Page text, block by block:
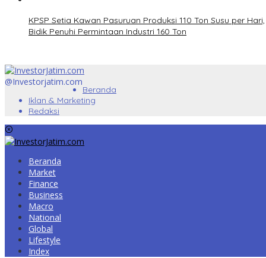
KPSP Setia Kawan Pasuruan Produksi 110 Ton Susu per Hari,
Bidik Penuhi Permintaan Industri 160 Ton
@Investorjatim.com
Beranda
Iklan & Marketing
Redaksi
Beranda
Market
Finance
Business
Macro
National
Global
Lifestyle
Index